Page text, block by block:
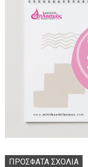
ΠΡΌΣΦΑΤΑ ΣΧΌΛΙΑ